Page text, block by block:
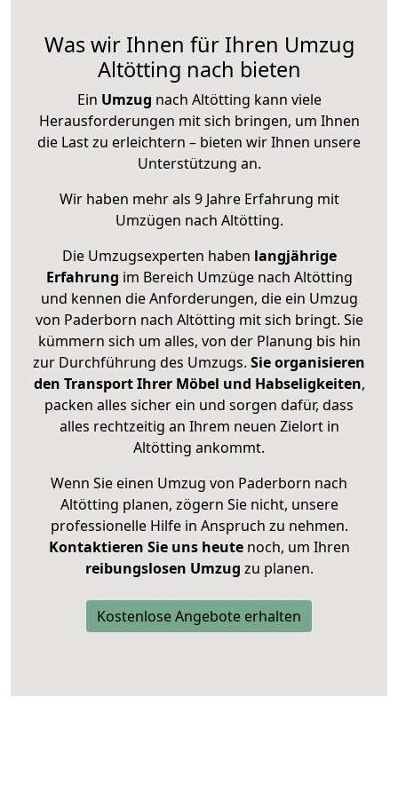
Was wir Ihnen für Ihren Umzug
Altötting nach bieten
Ein Umzug nach Altötting kann viele
Herausforderungen mit sich bringen, um Ihnen
die Last zu erleichtern – bieten wir Ihnen unsere
Unterstützung an.
Wir haben mehr als 9 Jahre Erfahrung mit
Umzügen nach Altötting.
Die Umzugsexperten haben langjährige
Erfahrung im Bereich Umzüge nach Altötting
und kennen die Anforderungen, die ein Umzug
von Paderborn nach Altötting mit sich bringt. Sie
kümmern sich um alles, von der Planung bis hin
zur Durchführung des Umzugs. Sie organisieren
den Transport Ihrer Möbel und Habseligkeiten,
packen alles sicher ein und sorgen dafür, dass
alles rechtzeitig an Ihrem neuen Zielort in
Altötting ankommt.
Wenn Sie einen Umzug von Paderborn nach
Altötting planen, zögern Sie nicht, unsere
professionelle Hilfe in Anspruch zu nehmen.
Kontaktieren Sie uns heutenoch, um Ihren
reibungslosen Umzug zu planen.
Kostenlose Angebote erhalten